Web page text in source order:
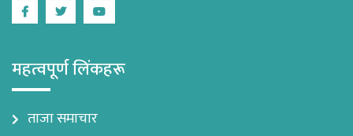
FacebookTwitterYoutube
महत्वपूर्ण लिंकहरू
ताजा समाचार